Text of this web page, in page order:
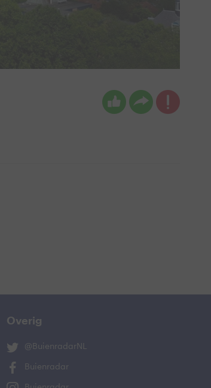
Overig
@BuienradarNL
Buienradar